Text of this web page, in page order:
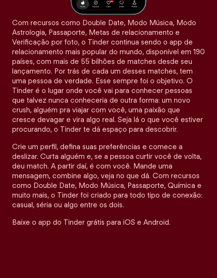
Com recursos como Double Date, Modo Música, Modo
Astrologia, Passaporte, Metas de relacionamento e
Verificação por foto, o Tinder continua sendo o app de
relacionamento mais popular do mundo, disponível em 190
países, com mais de 55 bilhões de matches desde seu
lançamento. Por trás de cada um desses matches, tem
uma pessoa de verdade. Esse sempre foi o objetivo. O
Tinder é o lugar onde você vai para conhecer pessoas
que talvez nunca conheceria de outra forma: um novo
crush, alguém pra viajar com você, uma paixão que
cresce devagar e vira algo real. Seja lá o que você estiver
procurando, o Tinder te dá espaço para descobrir.
Crie um perfil, defina suas preferências e comece a
deslizar. Curta alguém e, se a pessoa curtir você de volta,
deu match. A partir daí, é com você. Mande uma
mensagem, combine algo, veja no que dá. Com recursos
como Double Date, Modo Música, Passaporte, Química e
muito mais, o Tinder foi criado para todo tipo de conexão:
casual, séria ou algo entre os dois.
Baixe o app do Tinder grátis para iOS e Android.